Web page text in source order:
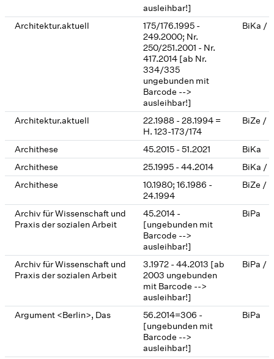
ausleihbar!]
Architektur.aktuell
175/176.1995 -
249.2000; Nr.
250/251.2001 - Nr.
417.2014 [ab Nr.
334/335
ungebunden mit
Barcode -->
ausleihbar!]
BiKa /
Architektur.aktuell
22.1988 - 28.1994 =
H. 123-173/174
BiZe /
Archithese 45.2015 - 51.2021
BiKa
Archithese
25.1995 - 44.2014
BiKa /
Archithese
10.1980; 16.1986 -
24.1994
BiZe /
Archiv für Wissenschaft und
Praxis der sozialen Arbeit
45.2014 -
[ungebunden mit
Barcode -->
ausleihbar!]
BiPa
Archiv für Wissenschaft und
Praxis der sozialen Arbeit
3.1972 - 44.2013 [ab
2003 ungebunden
mit Barcode -->
ausleihbar!]
BiPa /
Argument <Berlin>, Das
56.2014=306 -
[ungebunden mit
Barcode -->
ausleihbar!]
BiPa